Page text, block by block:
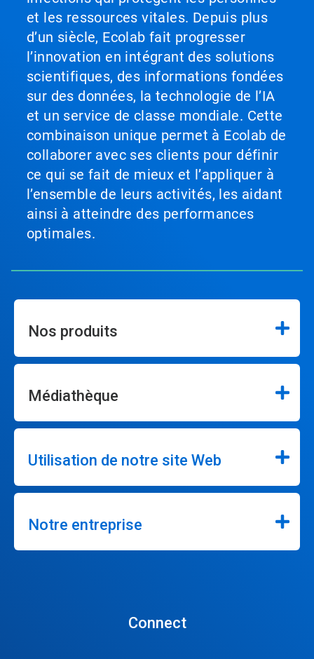
et les ressources vitales. Depuis plus
d’un siècle, Ecolab fait progresser
l’innovation en intégrant des solutions
scientifiques, des informations fondées
sur des données, la technologie de l’IA
et un service de classe mondiale. Cette
combinaison unique permet à Ecolab de
collaborer avec ses clients pour définir
ce qui se fait de mieux et l’appliquer à
l’ensemble de leurs activités, les aidant
ainsi à atteindre des performances
optimales.
Nos produits
Médiathèque
Utilisation de notre site Web
Notre entreprise
Connect